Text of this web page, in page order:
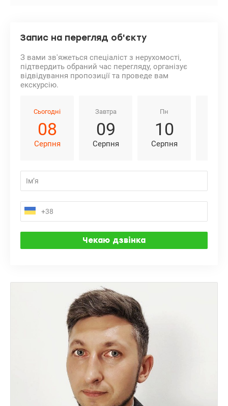
Запис на перегляд об'єкту
З вами зв'яжеться спеціаліст з нерухомості,
підтвердить обраний час перегляду, організує
відвідування пропозиції та проведе вам
екскурсію.
Сьогодні
08
Серпня
Завтра
09
Серпня
Пн
10
Серпня